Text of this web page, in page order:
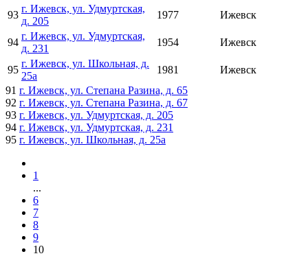
93
г. Ижевск, ул. Удмуртская,
д. 205
1977 Ижевск
94
г. Ижевск, ул. Удмуртская,
д. 231
1954 Ижевск
95
г. Ижевск, ул. Школьная, д.
25а
1981
Ижевск
91 г. Ижевск, ул. Степана Разина, д. 65
92 г. Ижевск, ул. Степана Разина, д. 67
93 г. Ижевск, ул. Удмуртская, д. 205
94 г. Ижевск, ул. Удмуртская, д. 231
95 г. Ижевск, ул. Школьная, д. 25а
1
...
6
7
8
9
10